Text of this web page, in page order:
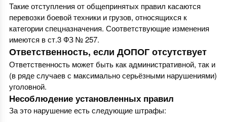
Такие отступления от общепринятых правил касаются
перевозки боевой техники и грузов, относящихся к
категории спецназначения. Соответствующие изменения
имеются в ст.3 ФЗ № 257.
Ответственность, если ДОПОГ отсутствует
Ответственность может быть как административной, так и
(в ряде случаев с максимально серьёзными нарушениями)
уголовной.
Несоблюдение установленных правил
За это нарушение есть следующие штрафы: